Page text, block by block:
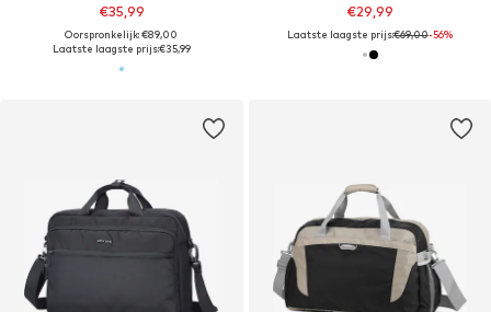
€35,99
Oorspronkelijk: €89,00
Laatste laagste prijs:€35,99
€29,99
Laatste laagste prijs:€69,00-56%